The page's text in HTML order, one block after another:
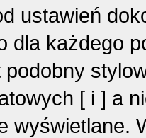
ustawień
dla każdego
podobny
[ i ] a
wyświetlane.